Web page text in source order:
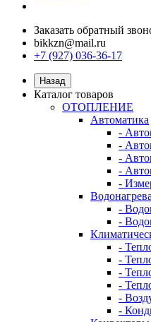
Заказать обратный
bikkzn@mail.ru
+7 (927) 036-36-17
Назад
Каталог товаров
ОТОПЛЕНИЕ
Автоматика
-
-
-
-
-
-
-
-
-
-
-
-
-